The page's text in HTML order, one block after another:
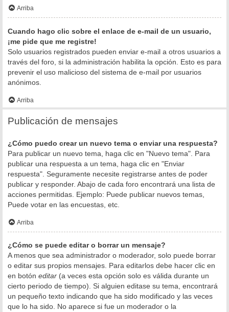
Arriba
Cuando hago clic sobre el enlace de e-mail de un usuario,
¡me pide que me registre!
Solo usuarios registrados pueden enviar e-mail a otros usuarios a
través del foro, si la administración habilita la opción. Esto es para
prevenir el uso malicioso del sistema de e-mail por usuarios
anónimos.
Arriba
Publicación de mensajes
¿Cómo puedo crear un nuevo tema o enviar una respuesta?
Para publicar un nuevo tema, haga clic en "Nuevo tema". Para
publicar una respuesta a un tema, haga clic en "Enviar
respuesta". Seguramente necesite registrarse antes de poder
publicar y responder. Abajo de cada foro encontrará una lista de
acciones permitidas. Ejemplo: Puede publicar nuevos temas,
Puede votar en las encuestas, etc.
Arriba
¿Cómo se puede editar o borrar un mensaje?
A menos que sea administrador o moderador, solo puede borrar
o editar sus propios mensajes. Para editarlos debe hacer clic en
en botón editar (a veces esta opción solo es válida durante un
cierto periodo de tiempo). Si alguien editase su tema, encontrará
un pequeño texto indicando que ha sido modificado y las veces
que lo ha sido. No aparece si fue un moderador o la